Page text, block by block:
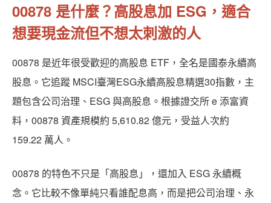
00878 是什麼？高股息加 ESG，適合
想要現金流但不想太刺激的人
00878 是近年很受歡迎的高股息 ETF，全名是國泰永續高
股息。它追蹤 MSCI臺灣ESG永續高股息精選30指數，主
題包含公司治理、ESG 與高股息。根據證交所 e 添富資
料，00878 資產規模約 5,610.82 億元，受益人次約
159.22 萬人。
00878 的特色不只是「高股息」，還加入 ESG 永續概
念。它比較不像單純只看誰配息高，而是把公司治理、永